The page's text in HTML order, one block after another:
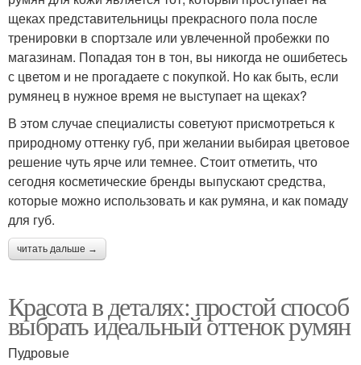
щеках представительницы прекрасного пола после
тренировки в спортзале или увлеченной пробежки по
магазинам. Попадая тон в тон, вы никогда не ошибетесь
с цветом и не прогадаете с покупкой. Но как быть, если
румянец в нужное время не выступает на щеках?
В этом случае специалисты советуют присмотреться к
природному оттенку губ, при желании выбирая цветовое
решение чуть ярче или темнее. Стоит отметить, что
сегодня косметические бренды выпускают средства,
которые можно использовать и как румяна, и как помаду
для губ.
читать дальше →
Красота в деталях: простой способ
выбрать идеальный оттенок румян
Пудровые